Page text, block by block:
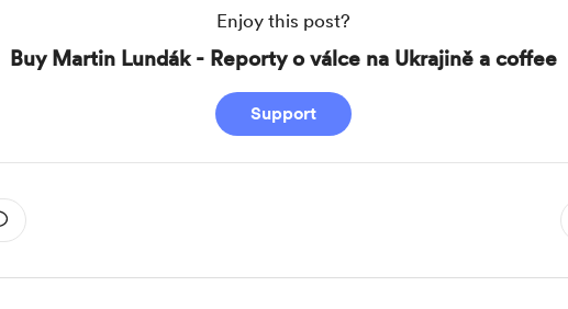
Enjoy this post?
Buy Martin Lundák - Reporty o válce na Ukrajině a coffee
Support